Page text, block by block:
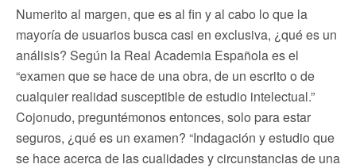
Numerito al margen, que es al fin y al cabo lo que la
mayoría de usuarios busca casi en exclusiva, ¿qué es un
análisis? Según la Real Academia Española es el
“examen que se hace de una obra, de un escrito o de
cualquier realidad susceptible de estudio intelectual.”
Cojonudo, preguntémonos entonces, solo para estar
seguros, ¿qué es un examen? “Indagación y estudio que
se hace acerca de las cualidades y circunstancias de una